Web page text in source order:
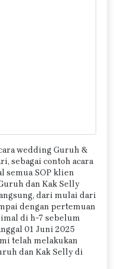
wedding Guruh &
sebagai contoh acara
semua SOP klien
dan Kak Selly
dari mulai dari
dengan pertemuan
di h-7 sebelum
01 Juni 2025
telah melakukan
dan Kak Selly di